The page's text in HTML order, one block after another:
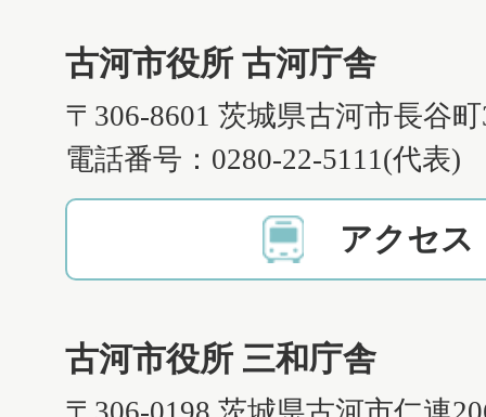
古河市役所 古河庁舎
〒306-8601 茨城県古河市長谷
電話番号：0280-22-5111(代表)
アクセス
古河市役所 三和庁舎